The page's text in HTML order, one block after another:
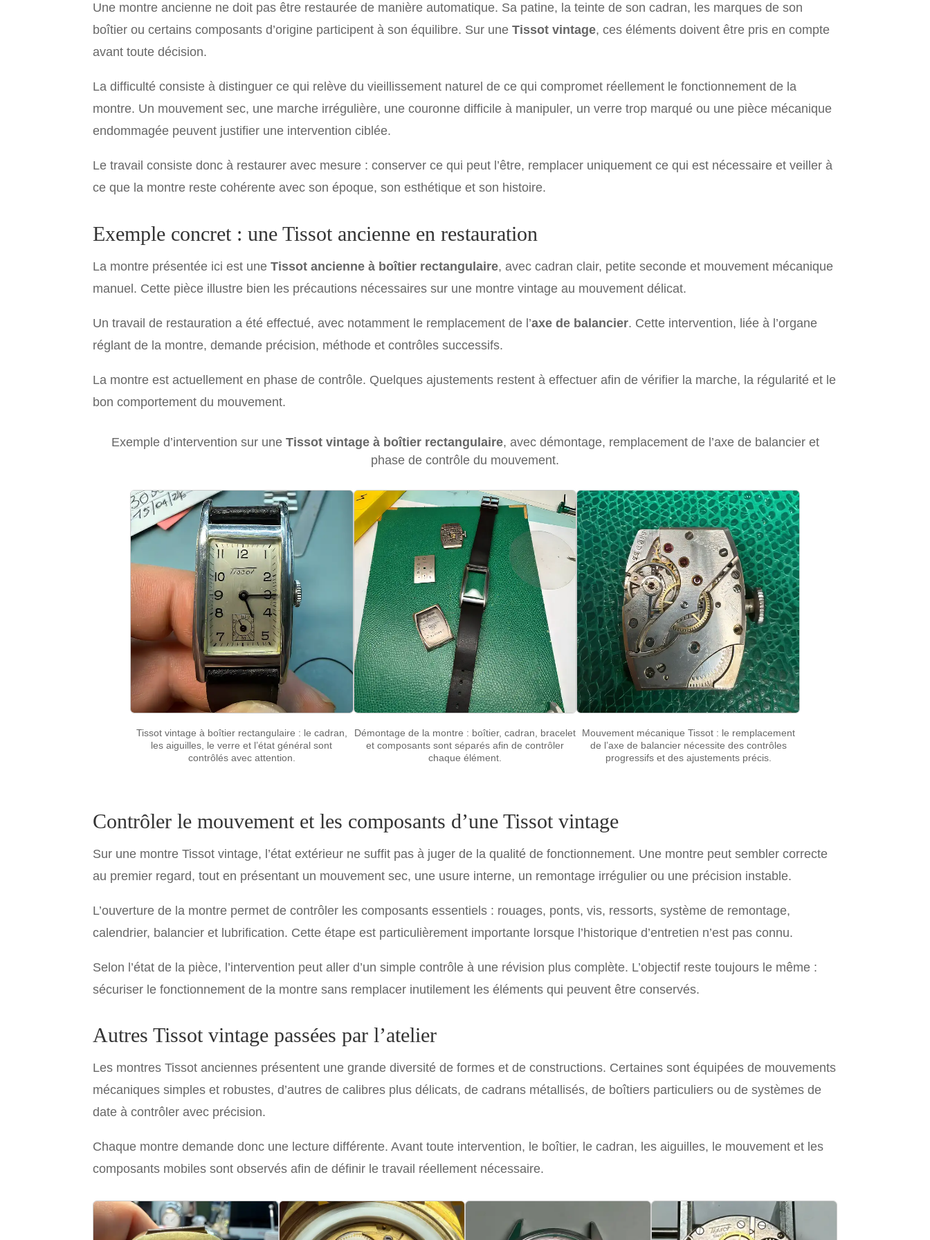
Une montre ancienne ne doit pas être restaurée de manière automatique. Sa patine, la teinte de son cadran, les marques de son
boîtier ou certains composants d’origine participent à son équilibre. Sur uneTissot vintage, ces éléments doivent être pris en compte
avant toute décision.
La difficulté consiste à distinguer ce qui relève du vieillissement naturel de ce qui compromet réellement le fonctionnement de la
montre. Un mouvement sec, une marche irrégulière, une couronne difficile à manipuler, un verre trop marqué ou une pièce mécanique
endommagée peuvent justifier une intervention ciblée.
Le travail consiste donc à restaurer avec mesure : conserver ce qui peut l’être, remplacer uniquement ce qui est nécessaire et veiller à
ce que la montre reste cohérente avec son époque, son esthétique et son histoire.
Exemple concret : une Tissot ancienne en restauration
La montre présentée ici est uneTissot ancienne à boîtier rectangulaire, avec cadran clair, petite seconde et mouvement mécanique
manuel. Cette pièce illustre bien les précautions nécessaires sur une montre vintage au mouvement délicat.
Un travail de restauration a été effectué, avec notamment le remplacement de l’axe de balancier. Cette intervention, liée à l’organe
réglant de la montre, demande précision, méthode et contrôles successifs.
La montre est actuellement en phase de contrôle. Quelques ajustements restent à effectuer afin de vérifier la marche, la régularité et le
bon comportement du mouvement.
Exemple d’intervention sur une Tissot vintage à boîtier rectangulaire, avec démontage, remplacement de l’axe de balancier et
phase de contrôle du mouvement.
Tissot vintage à boîtier rectangulaire : le cadran,
les aiguilles, le verre et l’état général sont
contrôlés avec attention.
Démontage de la montre : boîtier, cadran, bracelet
et composants sont séparés afin de contrôler
chaque élément.
Mouvement mécanique Tissot : le remplacement
de l’axe de balancier nécessite des contrôles
progressifs et des ajustements précis.
Contrôler le mouvement et les composants d’une Tissot vintage
Sur une montre Tissot vintage, l’état extérieur ne suffit pas à juger de la qualité de fonctionnement. Une montre peut sembler correcte
au premier regard, tout en présentant un mouvement sec, une usure interne, un remontage irrégulier ou une précision instable.
L’ouverture de la montre permet de contrôler les composants essentiels : rouages, ponts, vis, ressorts, système de remontage,
calendrier, balancier et lubrification. Cette étape est particulièrement importante lorsque l’historique d’entretien n’est pas connu.
Selon l’état de la pièce, l’intervention peut aller d’un simple contrôle à une révision plus complète. L’objectif reste toujours le même :
sécuriser le fonctionnement de la montre sans remplacer inutilement les éléments qui peuvent être conservés.
Autres Tissot vintage passées par l’atelier
Les montres Tissot anciennes présentent une grande diversité de formes et de constructions. Certaines sont équipées de mouvements
mécaniques simples et robustes, d’autres de calibres plus délicats, de cadrans métallisés, de boîtiers particuliers ou de systèmes de
date à contrôler avec précision.
Chaque montre demande donc une lecture différente. Avant toute intervention, le boîtier, le cadran, les aiguilles, le mouvement et les
composants mobiles sont observés afin de définir le travail réellement nécessaire.